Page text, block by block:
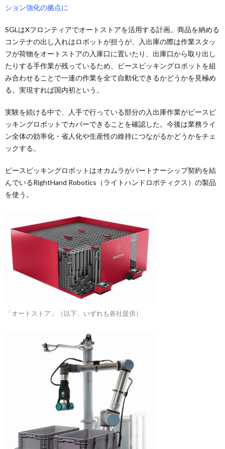
ション強化の拠点に
SGLはXフロンティアでオートストアを活用する計画。商品を納める
コンテナの出し入れはロボットが担うが、入出庫の際は作業スタッ
フが荷物をオートストアの入庫口に置いたり、出庫口から取り出し
たりする手作業が残っているため、ピースピッキングロボットを組
み合わせることで一連の作業を全て自動化できるかどうかを見極め
る。実現すれば国内初という。
実験を続ける中で、人手で行っている部分の入出庫作業がピースピ
ッキングロボットでカバーできることを確認した。今後は業務ライ
ン全体の効率化・省人化や生産性の維持につながるかどうかをチェ
ックする。
ピースピッキングロボットはオカムラがパートナーシップ契約を結
んでいるRightHand Robotics（ライトハンドロボティクス）の製品
を使う。
「オートストア」（以下、いずれも各社提供）